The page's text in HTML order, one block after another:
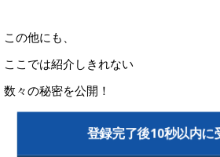
この他にも、
ここでは紹介しきれない
数々の秘密を公開！
登録完了後10秒以内に